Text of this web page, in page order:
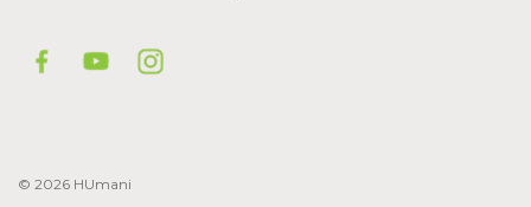
© 2026 HUmani